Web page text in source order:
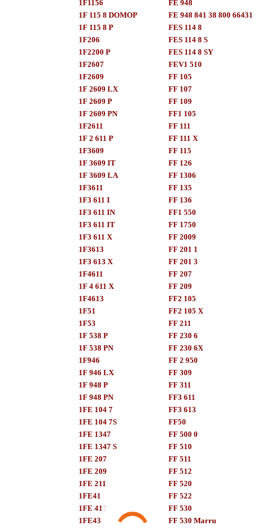
1F1156
1F 115 8 DOMOP
1F 115 8 P
1F206
1F2200 P
1F2607
1F2609
1F 2609 LX
1F 2609 P
1F 2609 PN
1F2611
1F 2 611 P
1F3609
1F 3609 IT
1F 3609 LA
1F3611
1F3 611 I
1F3 611 IN
1F3 611 IT
1F3 611 X
1F3613
1F3 613 X
1F4611
1F 4 611 X
1F4613
1F51
1F53
1F 538 P
1F 538 PN
1F946
1F 946 LX
1F 948 P
1F 948 PN
1FE 104 7
1FE 104 7S
1FE 1347
1FE 1347 S
1FE 207
1FE 209
1FE 211
1FE41
1FE 417
1FE43
FE 948
FE 948 841 38 800 66431
FES 114 8
FES 114 8 S
FES 114 8 SY
FEV1 510
FF 105
FF 107
FF 109
FF1 105
FF 111
FF 111 X
FF 115
FF 126
FF 1306
FF 135
FF 136
FF1 550
FF 1750
FF 2009
FF 201 1
FF 201 3
FF 207
FF 209
FF2 105
FF2 105 X
FF 211
FF 230 6
FF 230 6X
FF 2 950
FF 309
FF 311
FF3 611
FF3 613
FF50
FF 500 0
FF 510
FF 511
FF 512
FF 520
FF 522
FF 530
FF 530 Marru